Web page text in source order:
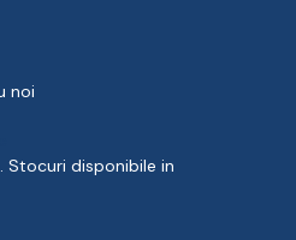
noi
Stocuri disponibile in